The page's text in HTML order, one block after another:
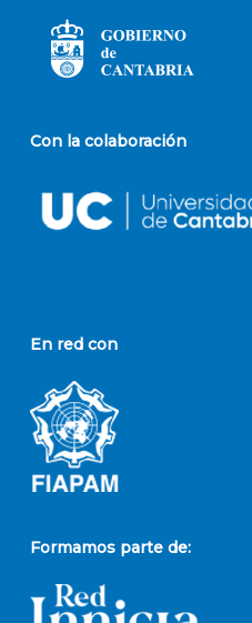
Con la colaboración
En red con
Formamos parte de: